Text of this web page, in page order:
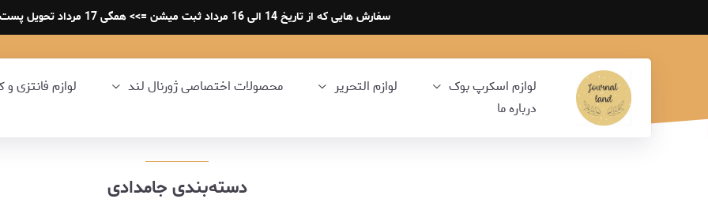
سفارش هایی که از تاریخ 14 الی 16 مرداد ثبت میشن =>> همگی 17 مرداد تحویل پست میشه .
لوازم اسکرپ بوک لوازم التحریر محصولات اختصاصی ژورنال لند لوازم فانتزی
درباره ما
دسته‌بندی جامدادی